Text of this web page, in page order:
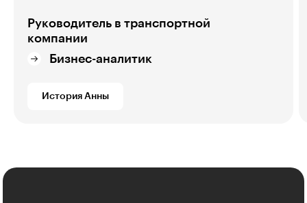
Руководитель в транспортной
компании
Бизнес-аналитик
История Анны